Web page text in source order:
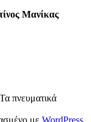
Μανίκας
πνευματικά